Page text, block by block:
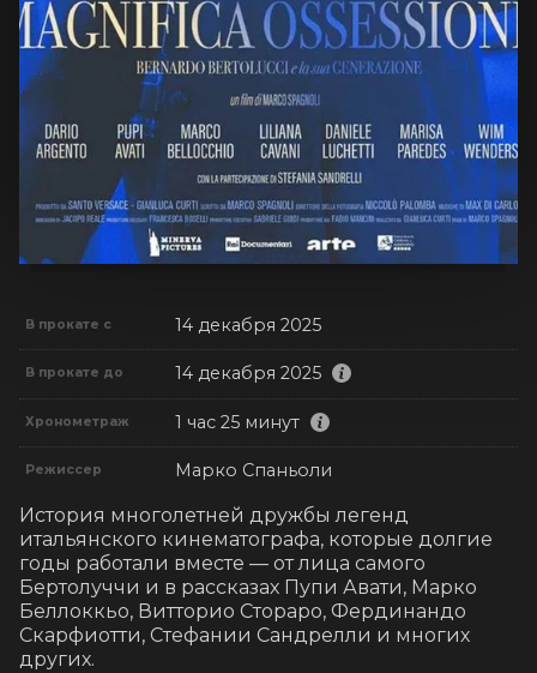
В прокате с 14 декабря 2025
В прокате до 14 декабря 2025
Хронометраж 1 час 25 минут
Режиссер Марко Спаньоли
История многолетней дружбы легенд
итальянского кинематографа, которые долгие
годы работали вместе –– от лица самого
Бертолуччи и в рассказах Пупи Авати, Марко
Беллоккьо, Витторио Стораро, Фердинандо
Скарфиотти, Стефании Сандрелли и многих
других.